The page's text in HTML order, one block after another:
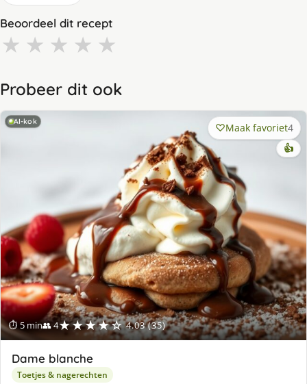
Beoordeel dit recept
★ ★ ★ ★ ★
Probeer dit ook
AI-kok
⏱ 5 min👥 4★★★★☆ 4.03 (35)
Maak favoriet4
👍
Dame blanche
Toetjes & nagerechten